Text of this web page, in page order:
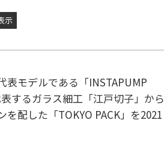
示
表モデルである「INSTAPUMP
するガラス細工「江戸切子」から
配した「TOKYO PACK」を2021